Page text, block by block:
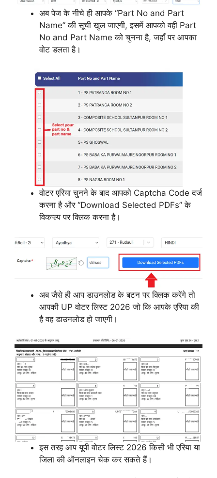
अब पेज के नीचे ही आपके “Part No and Part
Name” की सूची खुल जाएगी, इसमें आपको वही Part
No and Part Name को चुनना है, जहाँ पर आपका
वोट डलता है।
वोटर एरिया चुनने के बाद आपको Captcha Code दर्ज
करना है और “Download Selected PDFs” के
विकप्ल्प पर क्लिक करना है।
अब जैसे ही आप डाउनलोड के बटन पर क्लिक करेंगे तो
आपकी UP वोटर लिस्ट 2026 जो कि आपके एरिया की
है वह डाउनलोड हो जाएगी।
इस तरह आप यूपी वोटर लिस्ट 2026 किसी भी एरिया या
जिला की ऑनलाइन चेक कर सकते हैं।